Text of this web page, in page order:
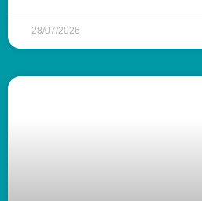
28/07/2026